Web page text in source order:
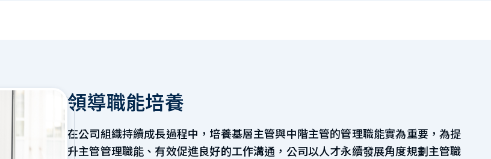
領導職能培養
在公司組織持續成長過程中，培養基層主管與中階主管的管理職能實為重要，為提
升主管管理職能、有效促進良好的工作溝通，公司以人才永續發展角度規劃主管職